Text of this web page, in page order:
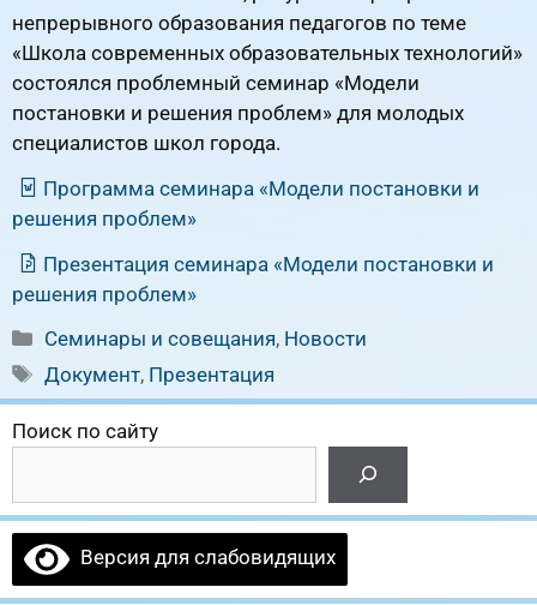
непрерывного образования педагогов по теме
«Школа современных образовательных технологий»
состоялся проблемный семинар «Модели
постановки и решения проблем» для молодых
специалистов школ города.
Программа семинара «Модели постановки и
решения проблем»
Презентация семинара «Модели постановки и
решения проблем»
Рубрики
Семинары и совещания, Новости
Метки
Документ, Презентация
Поиск по сайту
Версия для слабовидящих